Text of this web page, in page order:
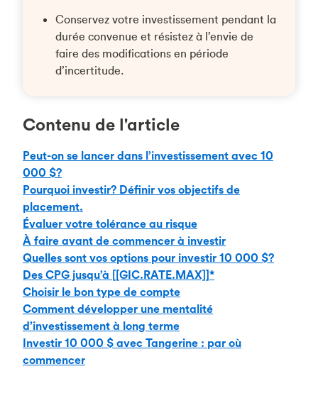
Conservez votre investissement pendant la
durée convenue et résistez à l’envie de
faire des modifications en période
d’incertitude.
Contenu de l'article
Peut-on se lancer dans l’investissement avec 10
000 $?
Pourquoi investir? Définir vos objectifs de
placement.
Évaluer votre tolérance au risque
À faire avant de commencer à investir
Quelles sont vos options pour investir 10 000 $?
Des CPG jusqu’à [[GIC.RATE.MAX]]*
Choisir le bon type de compte
Comment développer une mentalité
d’investissement à long terme
Investir 10 000 $ avec Tangerine : par où
commencer